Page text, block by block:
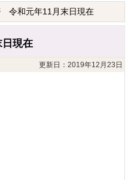
令和元年11月末日現在
現在
更新日：2019年12月23日